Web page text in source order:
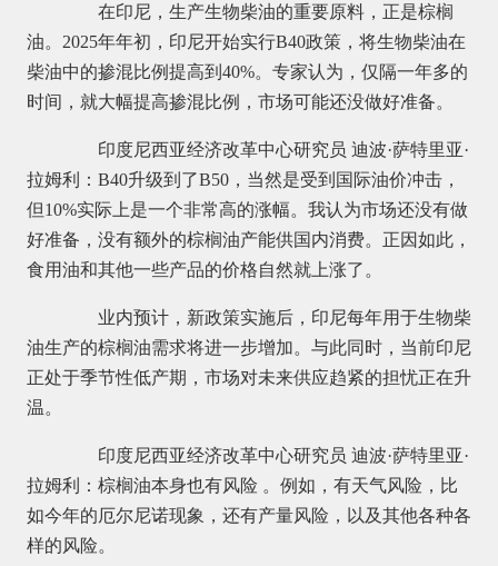
在印尼，生产生物柴油的重要原料，正是棕榈
油。2025年年初，印尼开始实行B40政策，将生物柴油在
柴油中的掺混比例提高到40%。专家认为，仅隔一年多的
时间，就大幅提高掺混比例，市场可能还没做好准备。
印度尼西亚经济改革中心研究员 迪波·萨特里亚·
拉姆利：B40升级到了B50，当然是受到国际油价冲击，
但10%实际上是一个非常高的涨幅。我认为市场还没有做
好准备，没有额外的棕榈油产能供国内消费。正因如此，
食用油和其他一些产品的价格自然就上涨了。
业内预计，新政策实施后，印尼每年用于生物柴
油生产的棕榈油需求将进一步增加。与此同时，当前印尼
正处于季节性低产期，市场对未来供应趋紧的担忧正在升
温。
印度尼西亚经济改革中心研究员 迪波·萨特里亚·
拉姆利：棕榈油本身也有风险 。例如，有天气风险，比
如今年的厄尔尼诺现象，还有产量风险，以及其他各种各
样的风险。